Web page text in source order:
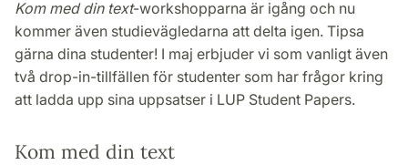
Kom med din text-workshopparna är igång och nu
kommer även studievägledarna att delta igen. Tipsa
gärna dina studenter! I maj erbjuder vi som vanligt även
två drop-in-tillfällen för studenter som har frågor kring
att ladda upp sina uppsatser i LUP Student Papers.
Kom med din text